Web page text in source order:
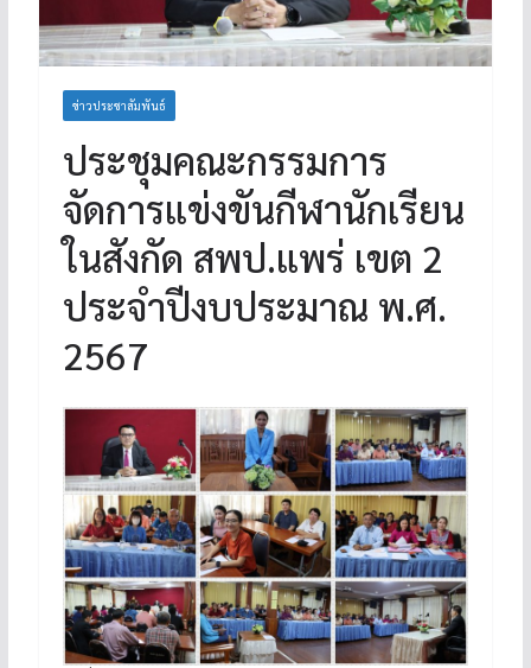
ข่าวประชาสัมพันธ์
ประชุมคณะกรรมการ
จัดการแข่งขันกีฬานักเรียน
ในสังกัด สพป.แพร่ เขต 2
ประจำปีงบประมาณ พ.ศ.
2567